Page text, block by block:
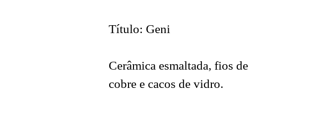
Título: Geni
Cerâmica esmaltada, fios de
cobre e cacos de vidro.